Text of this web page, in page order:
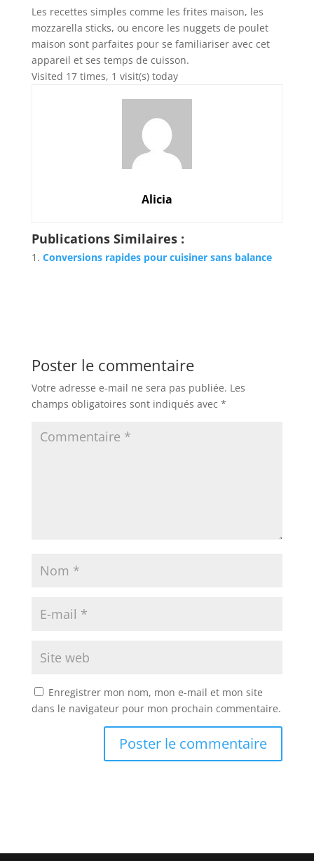
Les recettes simples comme les frites maison, les
mozzarella sticks, ou encore les nuggets de poulet
maison sont parfaites pour se familiariser avec cet
appareil et ses temps de cuisson.
Visited 17 times, 1 visit(s) today
Alicia
Publications Similaires :
Conversions rapides pour cuisiner sans balance
Poster le commentaire
Votre adresse e-mail ne sera pas publiée. Les
champs obligatoires sont indiqués avec *
Enregistrer mon nom, mon e-mail et mon site
dans le navigateur pour mon prochain commentaire.